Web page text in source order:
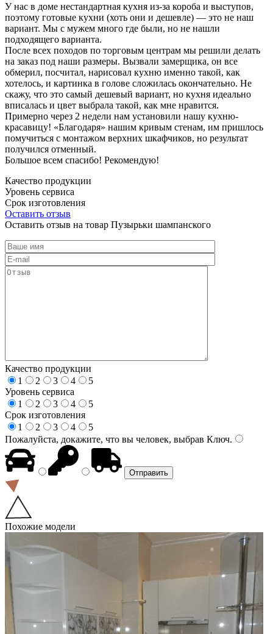
У нас в доме нестандартная кухня из-за короба и выступов,
поэтому готовые кухни (хоть они и дешевле) — это не наш
вариант. Мы с мужем много где были, но не нашли
подходящего варианта.
После всех походов по торговым центрам мы решили делать
на заказ под наши размеры. Вызвали замерщика, он все
обмерил, посчитал, нарисовал кухню именно такой, как
хотелось, и картинка в голове сложилась окончательно. Не
скажу, что это самый дешевый вариант, но кухня идеально
вписалась и цвет выбрала такой, как мне нравится.
Примерно через 2 недели нам установили нашу кухню-
красавицу! «Благодаря» нашим кривым стенам, им пришлось
помучиться с монтажом верхних шкафчиков, но результат
получился отменный.
Большое всем спасибо! Рекомендую!
Качество продукции
Уровень сервиса
Срок изготовления
Оставить отзыв
Оставить отзыв на товар Пузырьки шампанского
Качество продукции
1
2 3 4
5
Уровень сервиса
1
2 3 4
5
Срок изготовления
1
2 3 4
5
Пожалуйста, докажите, что вы человек, выбрав Ключ.
Похожие модели